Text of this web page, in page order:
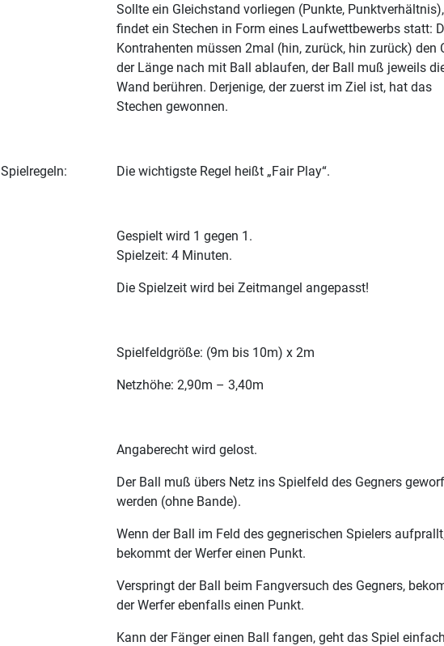
Sollte ein Gleichstand vorliegen (Punkte, Punktverhältnis),
findet ein Stechen in Form eines Laufwettbewerbs statt:
Kontrahenten müssen 2mal (hin, zurück, hin zurück) den
der Länge nach mit Ball ablaufen, der Ball muß jeweils
Wand berühren. Derjenige, der zuerst im Ziel ist, hat das
Stechen gewonnen.
Spielregeln: Die wichtigste Regel heißt „Fair Play“.
Gespielt wird 1 gegen 1.
Spielzeit: 4 Minuten.
Die Spielzeit wird bei Zeitmangel angepasst!
Spielfeldgröße: (9m bis 10m) x 2m
Netzhöhe: 2,90m – 3,40m
Angaberecht wird gelost.
Der Ball muß übers Netz ins Spielfeld des Gegners
werden (ohne Bande).
Wenn der Ball im Feld des gegnerischen Spielers
bekommt der Werfer einen Punkt.
Verspringt der Ball beim Fangversuch des Gegners,
der Werfer ebenfalls einen Punkt.
Kann der Fänger einen Ball fangen, geht das Spiel